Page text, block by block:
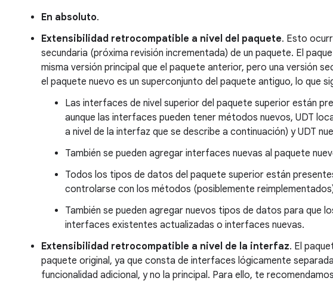
En absoluto.
Extensibilidad retrocompatible a nivel del paquete. Esto
secundaria (próxima revisión incrementada) de un paquete. El
misma versión principal que el paquete anterior, pero una versión
el paquete nuevo es un superconjunto del paquete antiguo, lo que
Las interfaces de nivel superior del paquete superior están
aunque las interfaces pueden tener métodos nuevos, UDT
a nivel de la interfaz que se describe a continuación) y UDT
También se pueden agregar interfaces nuevas al paquete
Todos los tipos de datos del paquete superior están
controlarse con los métodos (posiblemente
También se pueden agregar nuevos tipos de datos para que
interfaces existentes actualizadas o interfaces nuevas.
Extensibilidad retrocompatible a nivel de la interfaz. El
paquete original, ya que consta de interfaces lógicamente
funcionalidad adicional, y no la principal. Para ello, te